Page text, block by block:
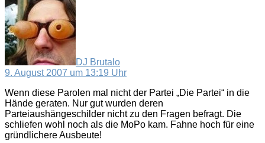
DJ Brutalo
9. August 2007 um 13:19 Uhr
Wenn diese Parolen mal nicht der Partei „Die Partei“ in die
Hände geraten. Nur gut wurden deren
Parteiaushängeschilder nicht zu den Fragen befragt. Die
schliefen wohl noch als die MoPo kam. Fahne hoch für eine
gründlichere Ausbeute!